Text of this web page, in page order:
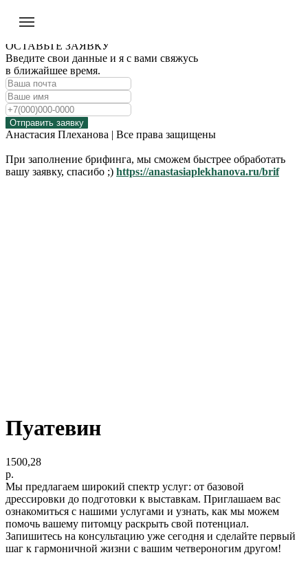
ОСТАВЬТЕ ЗАЯВКУ
Введите свои данные и я с вами свяжусь
в ближайшее время.
Отправить заявку
Анастасия Плеханова | Все права защищены
При заполнение брифинга, мы сможем быстрее обработать
вашу заявку, спасибо ;) https://anastasiaplekhanova.ru/brif
Пуатевин
1500,28
р.
Мы предлагаем широкий спектр услуг: от базовой
дрессировки до подготовки к выставкам. Приглашаем вас
ознакомиться с нашими услугами и узнать, как мы можем
помочь вашему питомцу раскрыть свой потенциал.
Запишитесь на консультацию уже сегодня и сделайте первый
шаг к гармоничной жизни с вашим четвероногим другом!